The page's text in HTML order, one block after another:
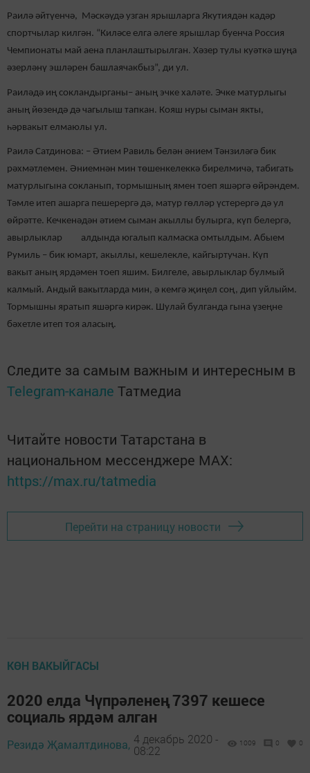
Раилә әйтүенчә, Мәскәүдә узган ярышларга Якутиядән кадәр
спортчылар килгән. “Киләсе елга әлеге ярышлар буенча Россия
Чемпионаты май аена планлаштырылган. Хәзер тулы куәткә шуңа
әзерләнү эшләрен башлаячакбыз”, ди ул.
Раиләдә иң сокландырганы– аның эчке халәте. Эчке матурлыгы
аның йөзендә дә чагылыш тапкан. Кояш нуры сыман якты,
һәрвакыт елмаюлы ул.
Раилә Сатдинова: – Әтием Равиль белән әнием Тәнзиләгә бик
рәхмәтлемен. Әниемнән мин төшенкелеккә бирелмичә, табигать
матурлыгына сокланып, тормышның ямен тоеп яшәргә өйрәндем.
Тәмле итеп ашарга пешерергә дә, матур гөлләр үстерергә дә ул
өйрәтте. Кечкенәдән әтием сыман акыллы булырга, күп белергә,
авырлыклар алдында югалып калмаска омтылдым. Абыем
Румиль – бик юмарт, акыллы, кешелекле, кайгыртучан. Күп
вакыт аның ярдәмен тоеп яшим. Билгеле, авырлыклар булмый
калмый. Андый вакытларда мин, ә кемгә җиңел соң, дип уйлыйм.
Тормышны яратып яшәргә кирәк. Шулай булганда гына үзеңне
бәхетле итеп тоя аласың.
Следите за самым важным и интересным в
Telegram-канале Татмедиа
Читайте новости Татарстана в
национальном мессенджере MАХ:
https://max.ru/tatmedia
Перейти на страницу новости
КӨН ВАКЫЙГАСЫ
2020 елда Чүпрәленең 7397 кешесе
социаль ярдәм алган
Резидә Җамалтдинова, 4 декабрь 2020 -
08:22
1009 0 0